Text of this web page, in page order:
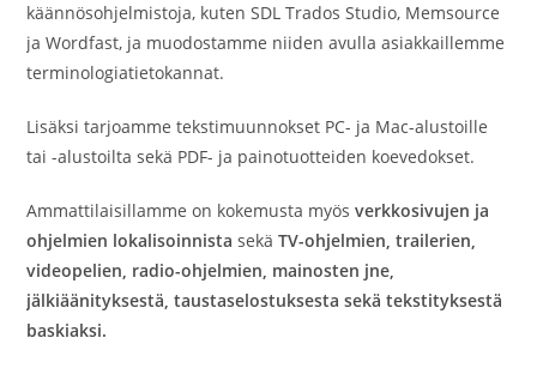
käännösohjelmistoja, kuten SDL Trados Studio, Memsource
ja Wordfast, ja muodostamme niiden avulla asiakkaillemme
terminologiatietokannat.
Lisäksi tarjoamme tekstimuunnokset PC- ja Mac-alustoille
tai -alustoilta sekä PDF- ja painotuotteiden koevedokset.
Ammattilaisillamme on kokemusta myösverkkosivujen ja
ohjelmien lokalisoinnista sekäTV-ohjelmien, trailerien,
videopelien, radio-ohjelmien, mainosten jne,
jälkiäänityksestä, taustaselostuksesta sekä tekstityksestä
baskiaksi.